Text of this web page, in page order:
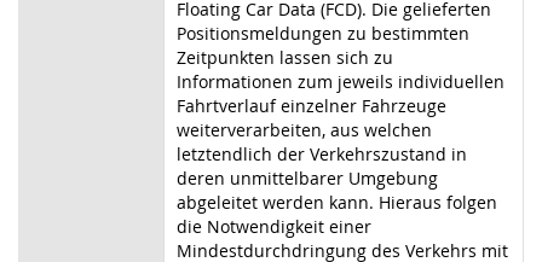
Floating Car Data (FCD). Die gelieferten
Positionsmeldungen zu bestimmten
Zeitpunkten lassen sich zu
Informationen zum jeweils individuellen
Fahrtverlauf einzelner Fahrzeuge
weiterverarbeiten, aus welchen
letztendlich der Verkehrszustand in
deren unmittelbarer Umgebung
abgeleitet werden kann. Hieraus folgen
die Notwendigkeit einer
Mindestdurchdringung des Verkehrs mit